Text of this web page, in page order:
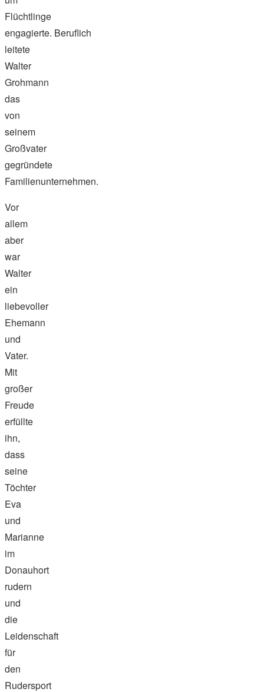
Flüchtlinge
engagierte. Beruflich
leitete
Walter
Grohmann
das
von
seinem
Großvater
gegründete
Familienunternehmen.
Vor
allem
aber
war
Walter
ein
liebevoller
Ehemann
und
Vater.
Mit
großer
Freude
erfüllte
ihn,
dass
seine
Töchter
Eva
und
Marianne
im
Donauhort
rudern
und
die
Leidenschaft
für
den
Rudersport